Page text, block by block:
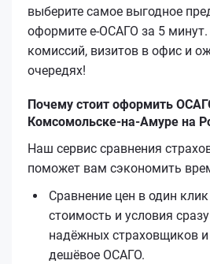
выберите самое выгодное
оформите е‑ОСАГО за 5
комиссий, визитов в офис и
очередях!
Почему стоит оформить
Комсомольске-на-Амуре на
Наш сервис сравнения
поможет вам сэкономить
Сравнение цен в один
стоимость и условия
надёжных страховщиков
дешёвое ОСАГО.